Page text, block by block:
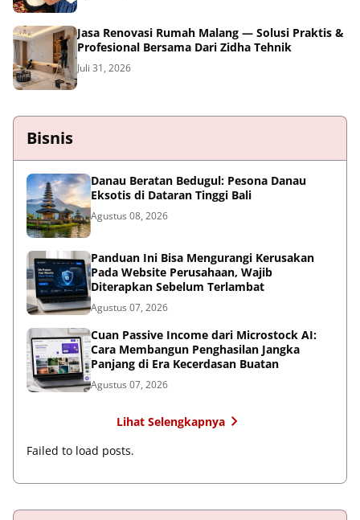
Jasa Renovasi Rumah Malang — Solusi Praktis &
Profesional Bersama Dari Zidha Tehnik
Juli 31, 2026
Bisnis
Danau Beratan Bedugul: Pesona Danau
Eksotis di Dataran Tinggi Bali
Agustus 08, 2026
Panduan Ini Bisa Mengurangi Kerusakan
Pada Website Perusahaan, Wajib
Diterapkan Sebelum Terlambat
Agustus 07, 2026
Cuan Passive Income dari Microstock AI:
Cara Membangun Penghasilan Jangka
Panjang di Era Kecerdasan Buatan
Agustus 07, 2026
Lihat Selengkapnya
Failed to load posts.